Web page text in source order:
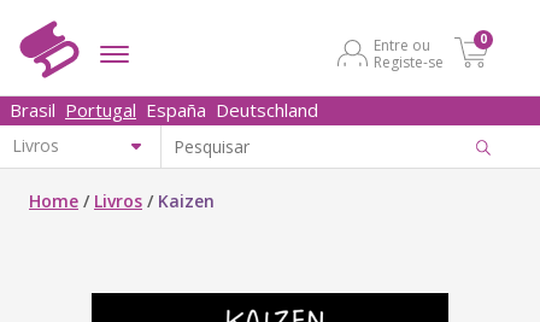
Entre ou
Registe-se
0
Brasil Portugal España Deutschland
Home / Livros / Kaizen